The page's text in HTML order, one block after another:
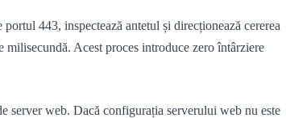
443, inspectează antetul și direcționează cererea
Acest proces introduce zero întârziere
server web. Dacă configurația serverului web nu este